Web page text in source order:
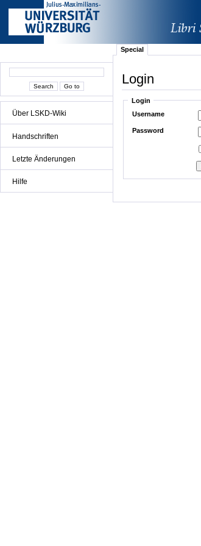
Über LSKD-Wiki
Handschriften
Letzte Änderungen
Hilfe
Special
Login
Login
Username
Password